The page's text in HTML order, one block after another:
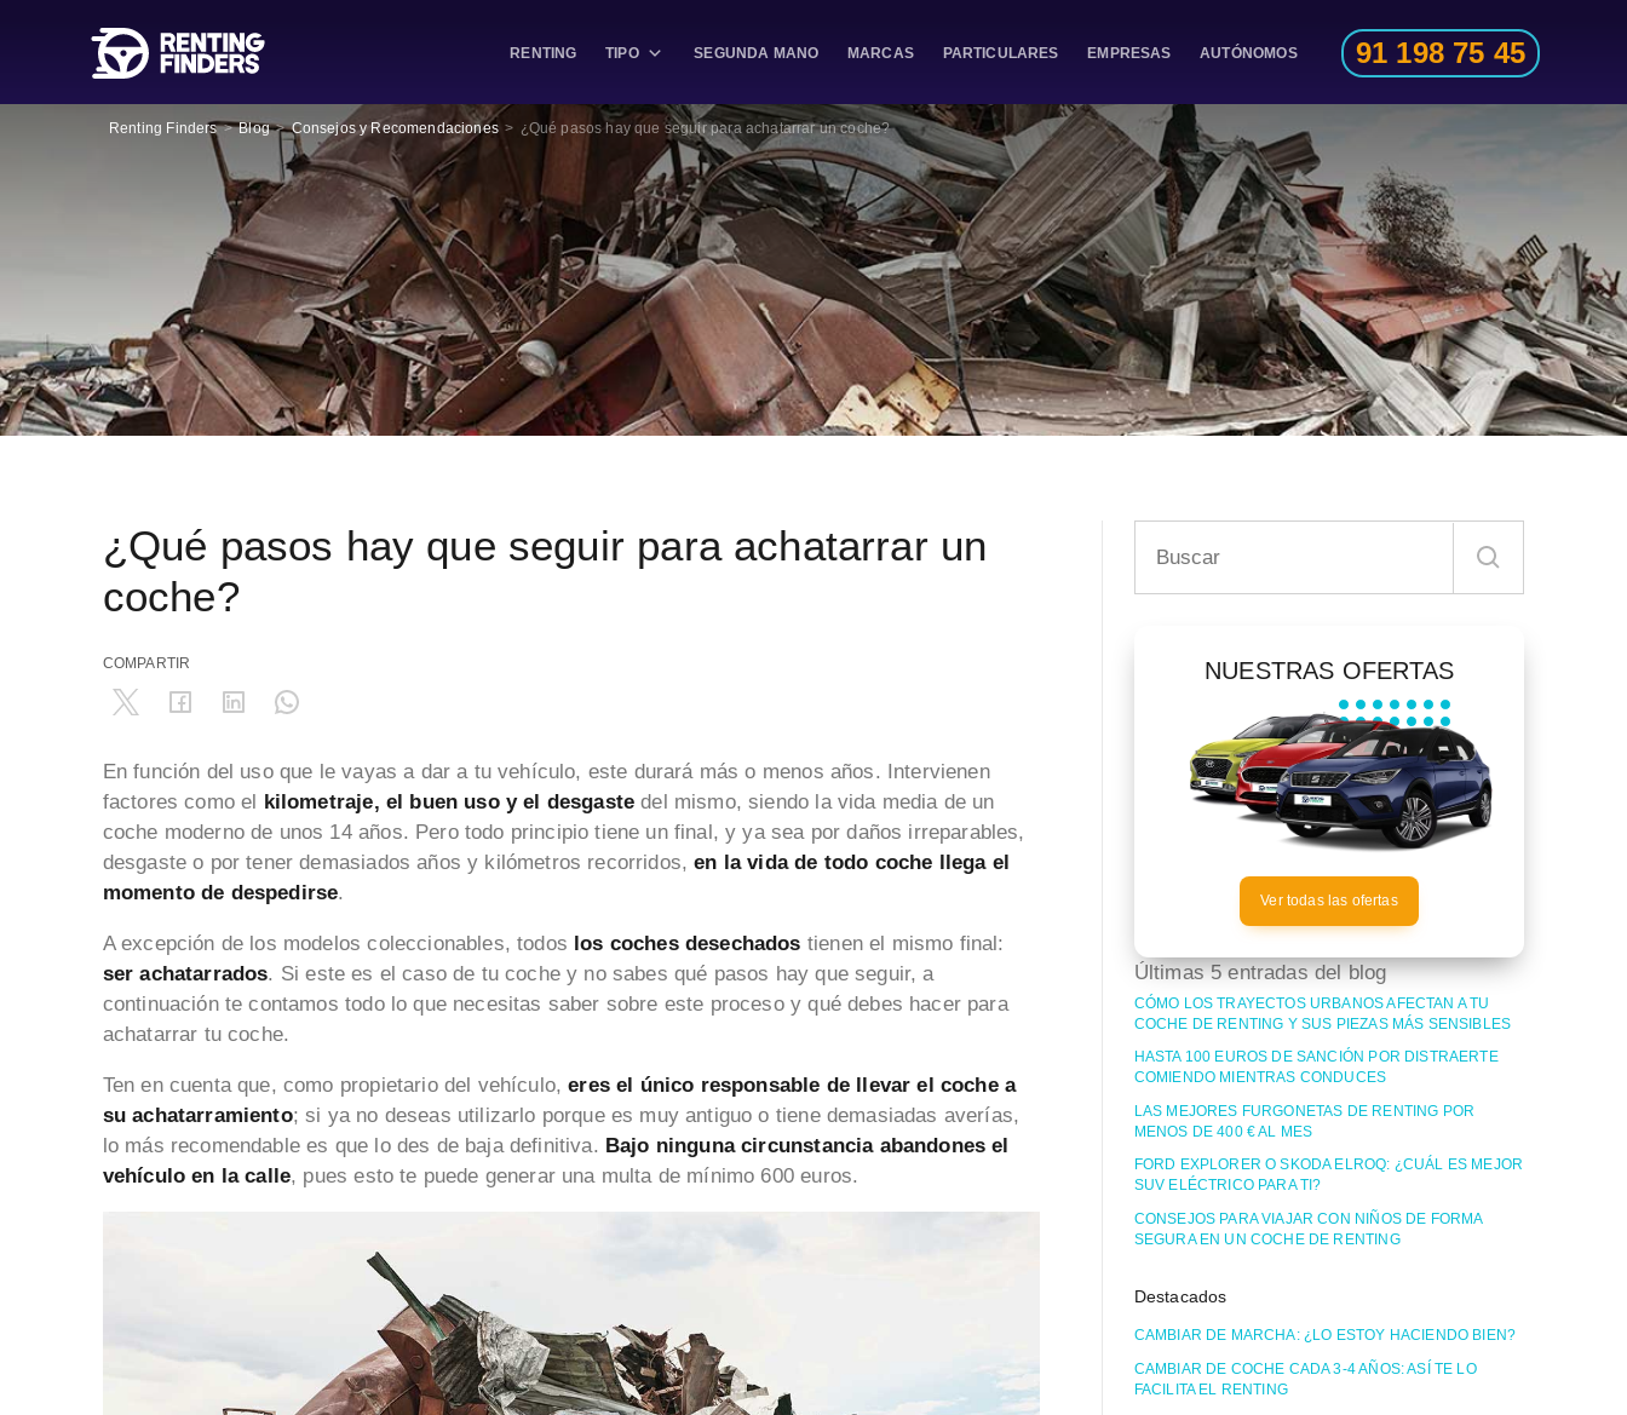
RENTING TIPO SEGUNDA MANO MARCAS PARTICULARES EMPRESAS AUTÓNOMOS 91 198 75 45
Renting Finders > Blog > Consejos y Recomendaciones > ¿Qué pasos hay que seguir para achatarrar un coche?
¿Qué pasos hay que seguir para achatarrar un
coche?
COMPARTIR
En función del uso que le vayas a dar a tu vehículo, este durará más o menos años. Intervienen
factores como el kilometraje, el buen uso y el desgastedel mismo, siendo la vida media de un
coche moderno de unos 14 años. Pero todo principio tiene un final, y ya sea por daños irreparables,
desgaste o por tener demasiados años y kilómetros recorridos,en la vida de todo coche llega el
momento de despedirse.
A excepción de los modelos coleccionables, todos los coches desechados tienen el mismo final:
ser achatarrados. Si este es el caso de tu coche y no sabes qué pasos hay que seguir, a
continuación te contamos todo lo que necesitas saber sobre este proceso y qué debes hacer para
achatarrar tu coche.
Ten en cuenta que, como propietario del vehículo,eres el único responsable de llevar el coche a
su achatarramiento; si ya no deseas utilizarlo porque es muy antiguo o tiene demasiadas averías,
lo más recomendable es que lo des de baja definitiva. Bajo ninguna circunstancia abandones el
vehículo en la calle, pues esto te puede generar una multa de mínimo 600 euros.
NUESTRAS OFERTAS
Ver todas las ofertas
Últimas 5 entradas del blog
CÓMO LOS TRAYECTOS URBANOS AFECTAN A TU
COCHE DE RENTING Y SUS PIEZAS MÁS SENSIBLES
HASTA 100 EUROS DE SANCIÓN POR DISTRAERTE
COMIENDO MIENTRAS CONDUCES
LAS MEJORES FURGONETAS DE RENTING POR
MENOS DE 400 € AL MES
FORD EXPLORER O SKODA ELROQ: ¿CUÁL ES MEJOR
SUV ELÉCTRICO PARA TI?
CONSEJOS PARA VIAJAR CON NIÑOS DE FORMA
SEGURA EN UN COCHE DE RENTING
Destacados
CAMBIAR DE MARCHA: ¿LO ESTOY HACIENDO BIEN?
CAMBIAR DE COCHE CADA 3-4 AÑOS: ASÍ TE LO
FACILITA EL RENTING